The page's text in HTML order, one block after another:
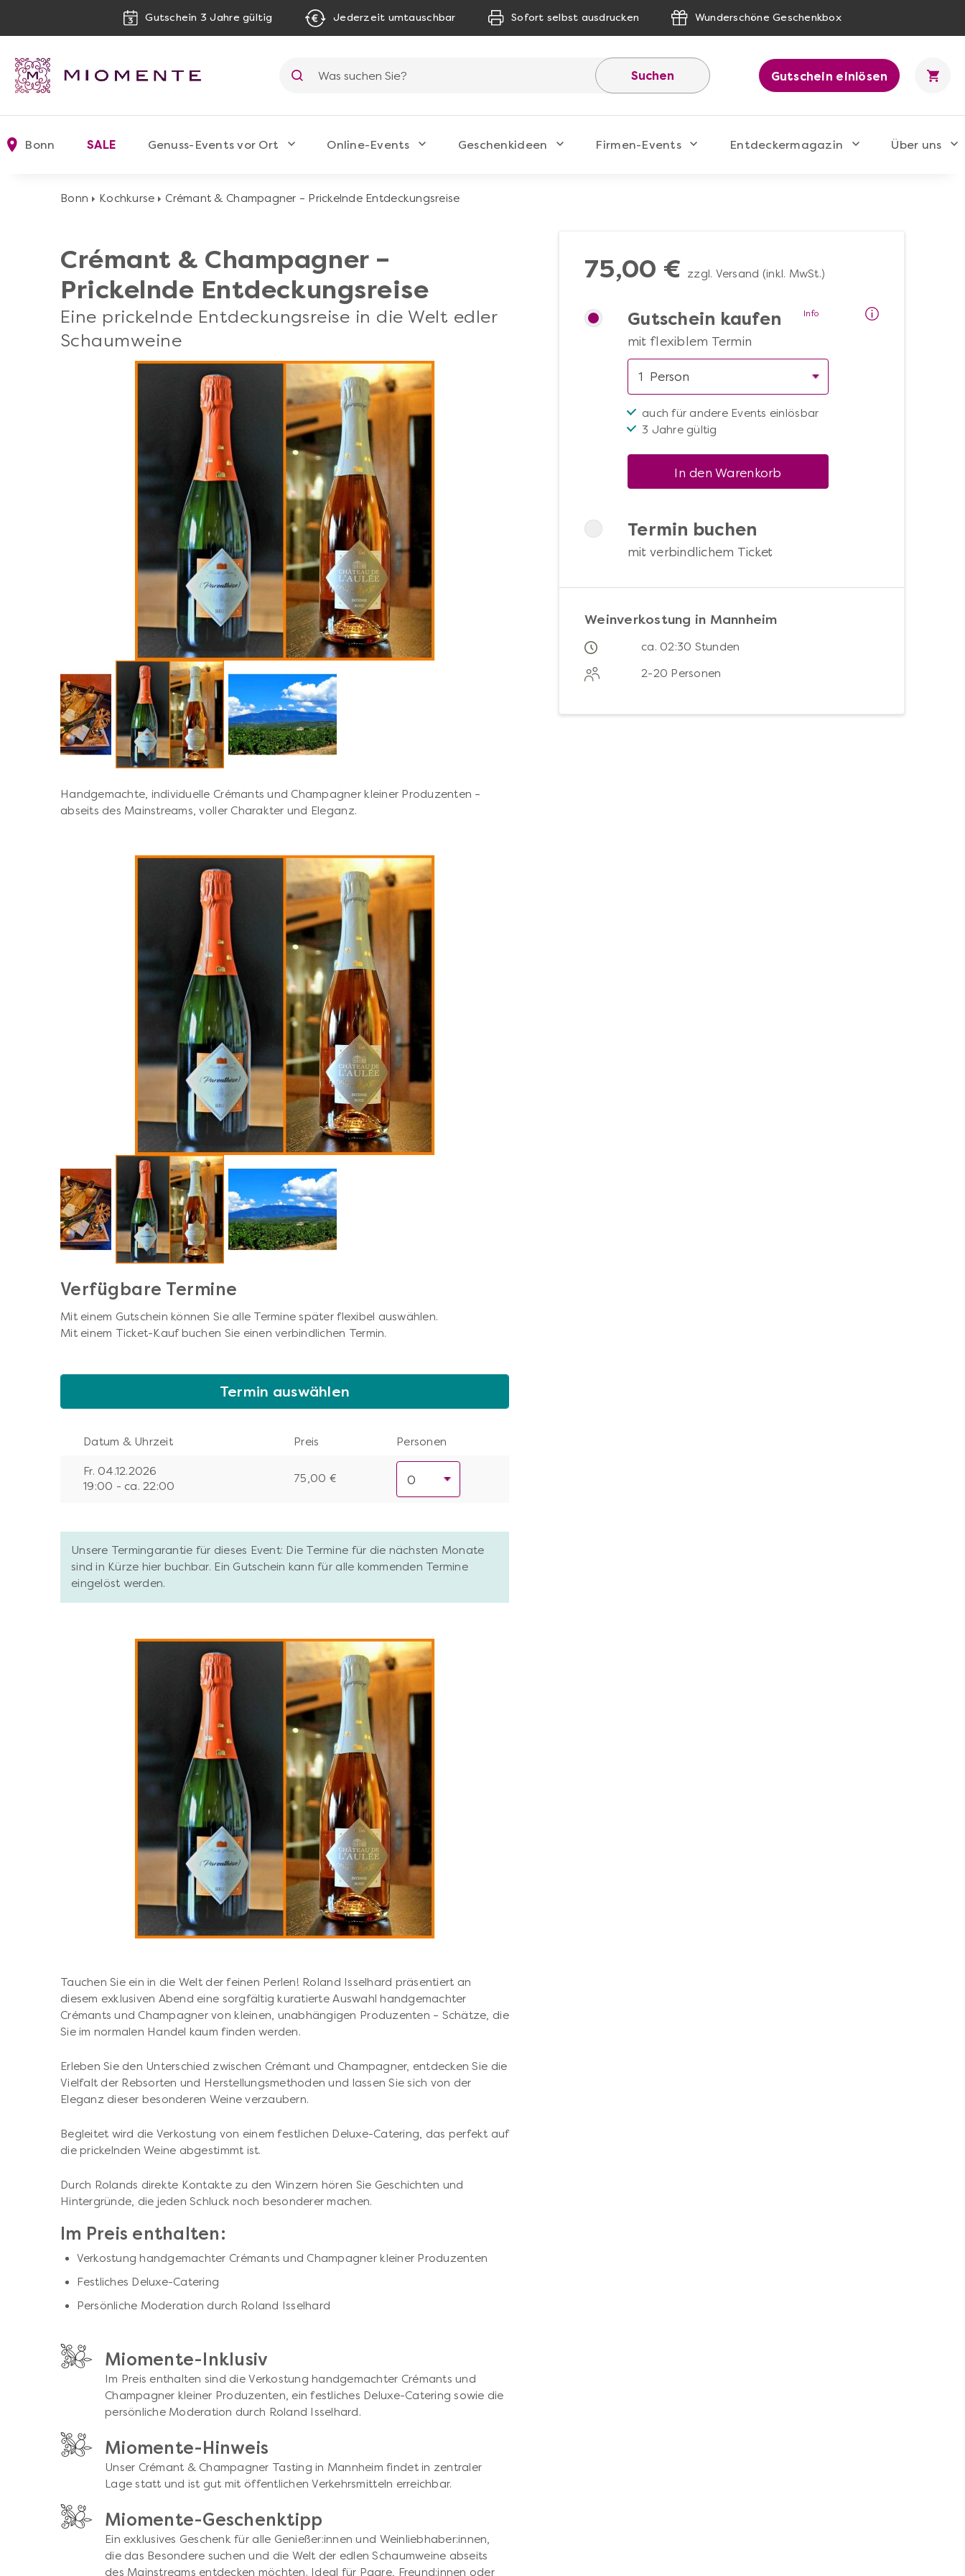
Gutschein 3 Jahre gültig Jederzeit umtauschbar Sofort selbst ausdrucken Wunderschöne Geschenkbox
Suchen Gutschein einlösen
Bonn SALE Genuss-Events vor Ort Online-Events Geschenkideen Firmen-Events Entdeckermagazin Über uns
Bonn Kochkurse Crémant & Champagner – Prickelnde Entdeckungsreise
Crémant & Champagner –
Prickelnde Entdeckungsreise
Eine prickelnde Entdeckungsreise in die Welt edler
Schaumweine
Handgemachte, individuelle Crémants und Champagner kleiner Produzenten –
abseits des Mainstreams, voller Charakter und Eleganz.
Verfügbare Termine
Mit einem Gutschein können Sie alle Termine später flexibel auswählen.
Mit einem Ticket-Kauf buchen Sie einen verbindlichen Termin.
Termin auswählen
Datum & Uhrzeit Preis Personen
Fr. 04.12.2026
19:00 - ca. 22:00
75,00 €
Unsere Termingarantie für dieses Event: Die Termine für die nächsten Monate
sind in Kürze hier buchbar. Ein Gutschein kann für alle kommenden Termine
eingelöst werden.
Tauchen Sie ein in die Welt der feinen Perlen! Roland Isselhard präsentiert an
diesem exklusiven Abend eine sorgfältig kuratierte Auswahl handgemachter
Crémants und Champagner von kleinen, unabhängigen Produzenten – Schätze, die
Sie im normalen Handel kaum finden werden.
Erleben Sie den Unterschied zwischen Crémant und Champagner, entdecken Sie die
Vielfalt der Rebsorten und Herstellungsmethoden und lassen Sie sich von der
Eleganz dieser besonderen Weine verzaubern.
Begleitet wird die Verkostung von einem festlichen Deluxe-Catering, das perfekt auf
die prickelnden Weine abgestimmt ist.
Durch Rolands direkte Kontakte zu den Winzern hören Sie Geschichten und
Hintergründe, die jeden Schluck noch besonderer machen.
Im Preis enthalten:
Verkostung handgemachter Crémants und Champagner kleiner Produzenten
Festliches Deluxe-Catering
Persönliche Moderation durch Roland Isselhard
Miomente-Inklusiv
Im Preis enthalten sind die Verkostung handgemachter Crémants und
Champagner kleiner Produzenten, ein festliches Deluxe-Catering sowie die
persönliche Moderation durch Roland Isselhard.
Miomente-Hinweis
Unser Crémant & Champagner Tasting in Mannheim findet in zentraler
Lage statt und ist gut mit öffentlichen Verkehrsmitteln erreichbar.
Miomente-Geschenktipp
Ein exklusives Geschenk für alle Genießer:innen und Weinliebhaber:innen,
die das Besondere suchen und die Welt der edlen Schaumweine abseits
des Mainstreams entdecken möchten. Ideal für Paare, Freund:innen oder
75,00 € zzgl. Versand (inkl. MwSt.)
Gutschein kaufen
mit flexiblem Termin
auch für andere Events einlösbar
3 Jahre gültig
In den Warenkorb
Termin buchen
mit verbindlichem Ticket
Info
Weinverkostung in Mannheim
ca. 02:30 Stunden
2-20 Personen